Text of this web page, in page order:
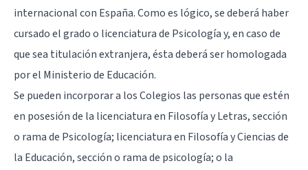
internacional con España. Como es lógico, se deberá haber
cursado el grado o licenciatura de Psicología y, en caso de
que sea titulación extranjera, ésta deberá ser homologada
por el Ministerio de Educación.
Se pueden incorporar a los Colegios las personas que estén
en posesión de la licenciatura en Filosofía y Letras, sección
o rama de Psicología; licenciatura en Filosofía y Ciencias de
la Educación, sección o rama de psicología; o la